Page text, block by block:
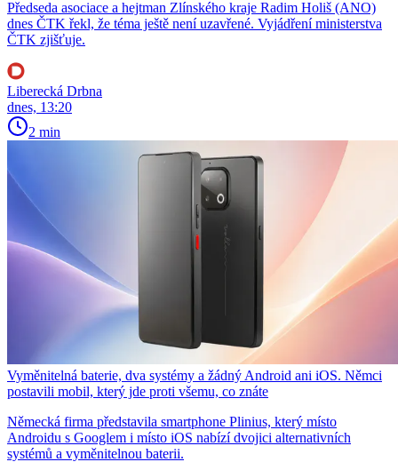
Předseda asociace a hejtman Zlínského kraje Radim Holiš (ANO)
dnes ČTK řekl, že téma ještě není uzavřené. Vyjádření ministerstva
ČTK zjišťuje.
Liberecká Drbna
dnes, 13:20
2 min
Vyměnitelná baterie, dva systémy a žádný Android ani iOS. Němci
postavili mobil, který jde proti všemu, co znáte
Německá firma představila smartphone Plinius, který místo
Androidu s Googlem i místo iOS nabízí dvojici alternativních
systémů a vyměnitelnou baterii.